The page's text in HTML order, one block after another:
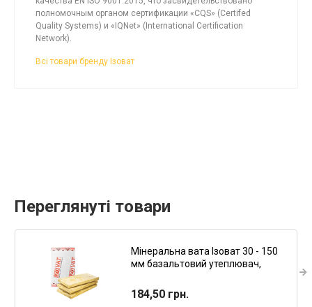
полномочным органом сертификации «CQS» (Certifed
Quality Systems) и «IQNet» (International Certification
Network).
Всі товари бренду Ізоват
Переглянуті товари
Мінеральна вата Ізоват 30 - 150
мм базальтовий утеплювач,
184,50 грн.